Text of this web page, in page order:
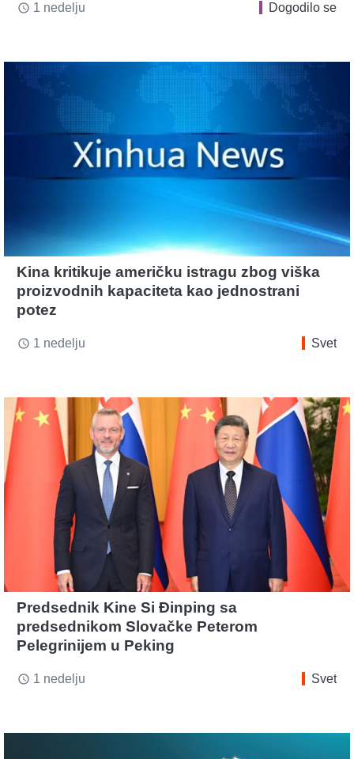
access_time 1 nedelju Dogodilo se
Kina kritikuje američku istragu zbog viška
proizvodnih kapaciteta kao jednostrani
potez
access_time 1 nedelju Svet
Predsednik Kine Si Đinping sa
predsednikom Slovačke Peterom
Pelegrinijem u Peking
access_time 1 nedelju Svet